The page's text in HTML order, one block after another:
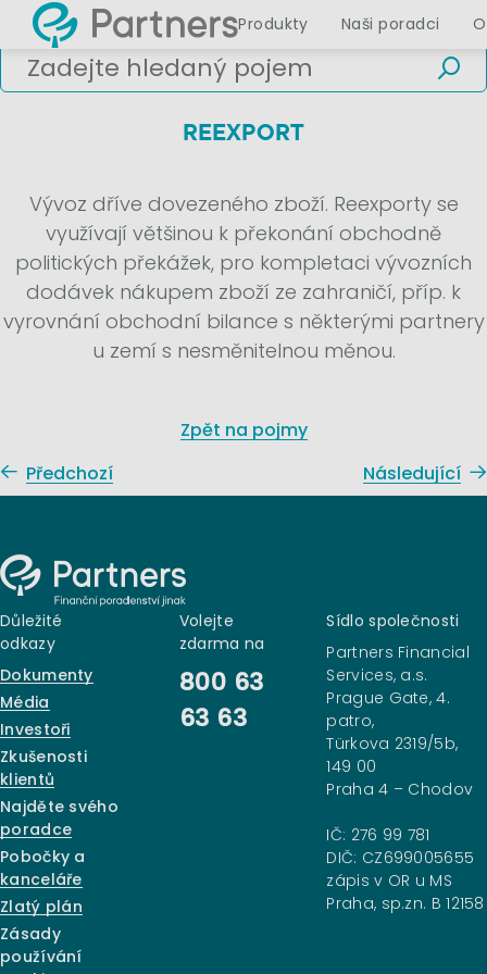
Produkty Naši poradci
REEXPORT
Vývoz dříve dovezeného zboží. Reexporty se
využívají většinou k překonání obchodně
politických překážek, pro kompletaci vývozních
dodávek nákupem zboží ze zahraničí, příp. k
vyrovnání obchodní bilance s některými partnery
u zemí s nesměnitelnou měnou.
Zpět na pojmy
Předchozí
Následující
Důležité
odkazy
Dokumenty
Média
Investoři
Zkušenosti
klientů
Najděte svého
poradce
Pobočky a
kanceláře
Zlatý plán
Zásady
používání
Volejte
zdarma na
800 63
63 63
Sídlo společnosti
Partners Financial
Services, a.s.
Prague Gate, 4.
patro,
Türkova 2319/5b,
149 00
Praha 4 – Chodov
IČ: 276 99 781
DIČ: CZ699005655
zápis v OR u MS
Praha, sp.zn. B 12158